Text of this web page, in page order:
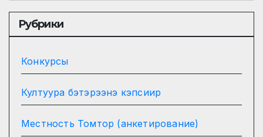
Рубрики
Конкурсы
Култуура бэтэрээнэ кэпсиир
Местность Томтор (анкетирование)